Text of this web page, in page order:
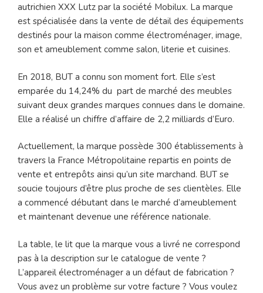
autrichien XXX Lutz par la société Mobilux. La marque
est spécialisée dans la vente de détail des équipements
destinés pour la maison comme électroménager, image,
son et ameublement comme salon, literie et cuisines.
En 2018, BUT a connu son moment fort. Elle s’est
emparée du 14,24% du part de marché des meubles
suivant deux grandes marques connues dans le domaine.
Elle a réalisé un chiffre d’affaire de 2,2 milliards d’Euro.
Actuellement, la marque possède 300 établissements à
travers la France Métropolitaine repartis en points de
vente et entrepôts ainsi qu’un site marchand. BUT se
soucie toujours d’être plus proche de ses clientèles. Elle
a commencé débutant dans le marché d’ameublement
et maintenant devenue une référence nationale.
La table, le lit que la marque vous a livré ne correspond
pas à la description sur le catalogue de vente ?
L’appareil électroménager a un défaut de fabrication ?
Vous avez un problème sur votre facture ? Vous voulez